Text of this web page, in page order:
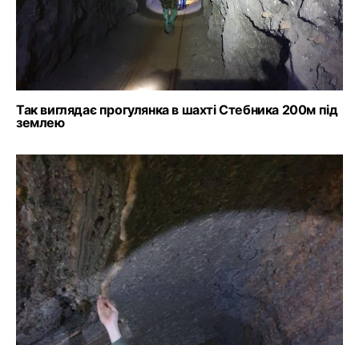
Так виглядає прогулянка в шахті Стебника 200м під
землею